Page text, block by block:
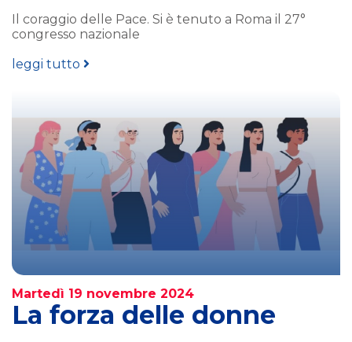
Il coraggio delle Pace. Si è tenuto a Roma il 27°
congresso nazionale
leggi tutto
Martedì 19 novembre 2024
La forza delle donne